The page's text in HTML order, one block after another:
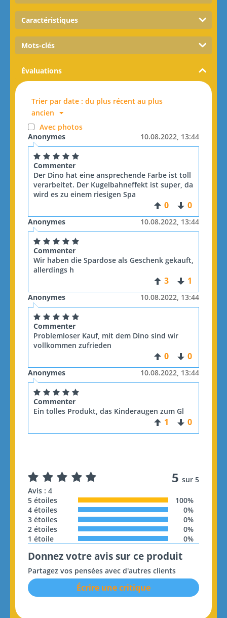
Caractéristiques
Mots-clés
Évaluations
Trier par date : du plus récent au plus
ancien
Avec photos
Anonymes
10.08.2022, 13:44
Commenter
Der Dino hat eine ansprechende Farbe ist toll
verarbeitet. Der Kugelbahneffekt ist super, da
wird es zu einem riesigen Spa
0 0
Anonymes 10.08.2022, 13:44
Commenter
Wir haben die Spardose als Geschenk gekauft,
allerdings h
3 1
Anonymes 10.08.2022, 13:44
Commenter
Problemloser Kauf, mit dem Dino sind wir
vollkommen zufrieden
0 0
Anonymes 10.08.2022, 13:44
Commenter
Ein tolles Produkt, das Kinderaugen zum Gl
1 0
5 sur 5
Avis : 4
5 étoiles
100%
4 étoiles
0%
3 étoiles
0%
2 étoiles
0%
1 étoile
0%
Donnez votre avis sur ce produit
Partagez vos pensées avec d'autres clients
Écrire une critique